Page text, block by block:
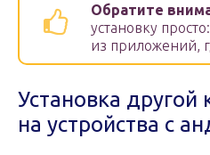
Обратите
установку
из приложений,
Установка другой
на устройства с